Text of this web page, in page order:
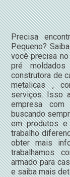
Precisa
Pequeno?
você precisa
pré
construtora de
metalicas ,
serviços. Isso
empresa com
buscando
em produtos e
trabalho
obter mais
trabalhamos
armado para
e saiba mais